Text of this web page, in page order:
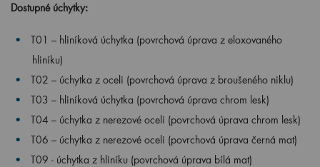
Dostupné úchytky:
T01 – hliníková úchytka (povrchová úprava z eloxovaného
hliníku)
T02 – úchytka z oceli (povrchová úprava z broušeného niklu)
T03 – hliníková úchytka (povrchová úprava chrom lesk)
T04 – úchytka z nerezové oceli (povrchová úprava chrom lesk)
T06 – úchytka z nerezové oceli (povrchová úprava černá mat)
T09 - úchytka z hliníku (povrchová úprava bílá mat)